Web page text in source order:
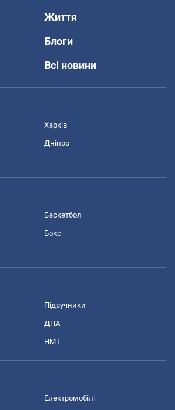
Життя
Блоги
Всі новини
Харків
Дніпро
Баскетбол
Бокс
Підручники
ДПА
НМТ
Електромобілі